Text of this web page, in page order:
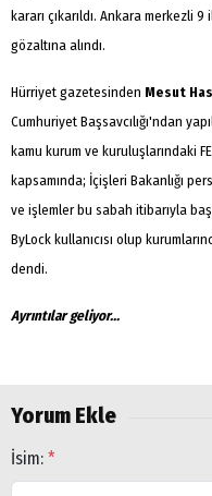
kararı çıkarıldı. Ankara merkezli
gözaltına alındı.
Hürriyet gazetesinden Mesut
Cumhuriyet Başsavcılığı'ndan
kamu kurum ve kuruluşlarındaki
kapsamında; İçişleri Bakanlığı
ve işlemler bu sabah itibarıyla
ByLock kullanıcısı olup
dendi.
Ayrıntılar geliyor...
Yorum Ekle
İsim: *